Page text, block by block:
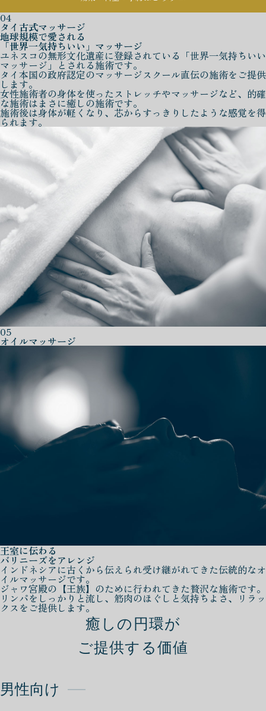
04
タイ古式マッサージ
地球規模で愛される
「世界一気持ちいい」マッサージ
ユネスコの無形文化遺産に登録されている「世界一気持ちいい
マッサージ」とされる施術です。
タイ本国の政府認定のマッサージスクール直伝の施術をご提供
します。
女性施術者の身体を使ったストレッチやマッサージなど、的確
な施術はまさに癒しの施術です。
施術後は身体が軽くなり、芯からすっきりしたような感覚を得
られます。
05
オイルマッサージ
王室に伝わる
バリニーズをアレンジ
インドネシアに古くから伝えられ受け継がれてきた伝統的なオ
イルマッサージです。
ジャワ宮殿の【王族】のために行われてきた贅沢な施術です。
リンパをしっかりと流し、筋肉のほぐしと気持ちよさ、リラッ
クスをご提供します。
癒しの円環が
ご提供する価値
男性向け